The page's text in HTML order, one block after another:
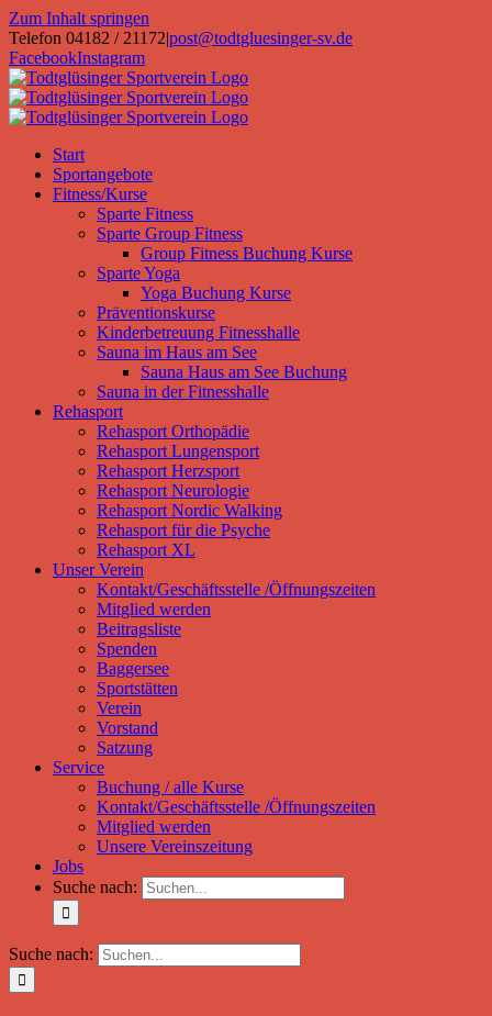
Zum Inhalt springen
Telefon 04182 / 21172|post@todtgluesinger-sv.de
FacebookInstagram
Start
Sportangebote
Fitness/Kurse
Sparte Fitness
Sparte Group Fitness
Group Fitness Buchung Kurse
Sparte Yoga
Yoga Buchung Kurse
Präventionskurse
Kinderbetreuung Fitnesshalle
Sauna im Haus am See
Sauna Haus am See Buchung
Sauna in der Fitnesshalle
Rehasport
Rehasport Orthopädie
Rehasport Lungensport
Rehasport Herzsport
Rehasport Neurologie
Rehasport Nordic Walking
Rehasport für die Psyche
Rehasport XL
Unser Verein
Kontakt/Geschäftsstelle /Öffnungszeiten
Mitglied werden
Beitragsliste
Spenden
Baggersee
Sportstätten
Verein
Vorstand
Satzung
Service
Buchung / alle Kurse
Kontakt/Geschäftsstelle /Öffnungszeiten
Mitglied werden
Unsere Vereinszeitung
Jobs
Suche nach:
Suche nach: